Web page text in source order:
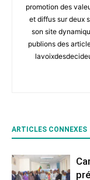
promotion des
et diffus sur deux
son site
publions des
ARTICLES CONNEXES